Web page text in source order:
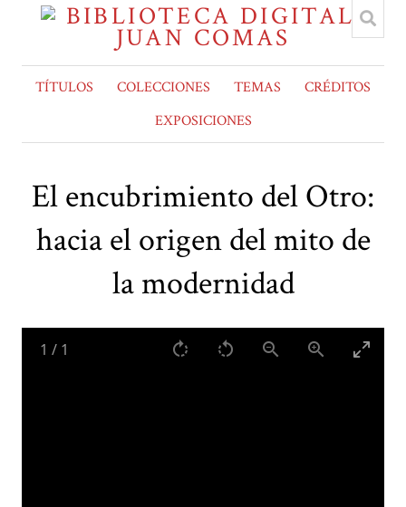
TÍTULOS COLECCIONES TEMAS
CRÉDITOS
EXPOSICIONES
El encubrimiento del Otro:
hacia el origen del mito de
la modernidad
1 / 1